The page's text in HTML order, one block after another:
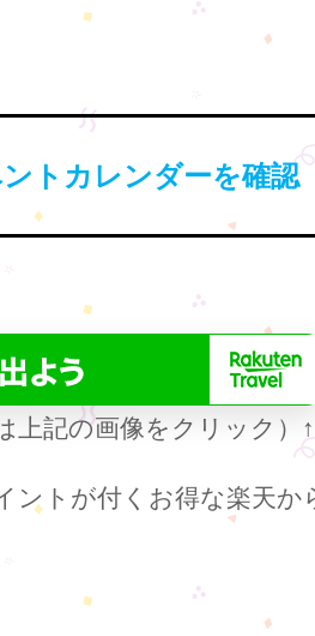
トカレンダーを確認
上記の画像をクリック）
ントが付くお得な楽天か